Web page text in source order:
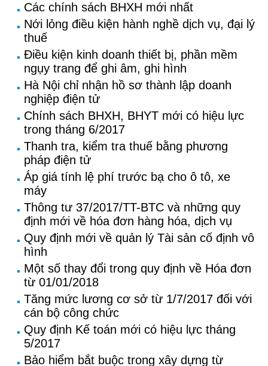
Các chính sách BHXH mới nhất
Nới lỏng điều kiện hành nghề dịch vụ, đại lý
thuế
Điều kiện kinh doanh thiết bị, phần mềm
ngụy trang để ghi âm, ghi hình
Hà Nội chỉ nhận hồ sơ thành lập doanh
nghiệp điện tử
Chính sách BHXH, BHYT mới có hiệu lực
trong tháng 6/2017
Thanh tra, kiểm tra thuế bằng phương
pháp điện tử
Áp giá tính lệ phí trước bạ cho ô tô, xe
máy
Thông tư 37/2017/TT-BTC và những quy
định mới về hóa đơn hàng hóa, dịch vụ
Quy định mới về quản lý Tài sản cố định vô
hình
Một số thay đổi trong quy định về Hóa đơn
từ 01/01/2018
Tăng mức lương cơ sở từ 1/7/2017 đối với
cán bộ công chức
Quy định Kế toán mới có hiệu lực tháng
5/2017
Bảo hiểm bắt buộc trong xây dựng từ